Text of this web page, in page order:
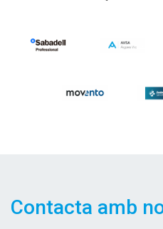
Contacta amb